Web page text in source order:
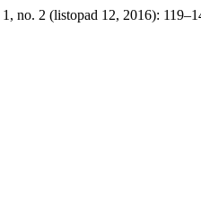
1, no. 2 (listopad 12, 2016):